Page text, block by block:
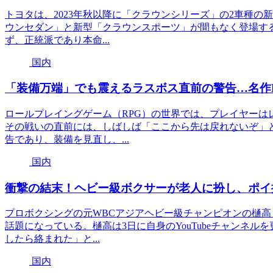
トヨタは、2023年秋以降に「クラウンシリーズ」の2車種
ウンセダン」と新型「クラウンスポーツ」が間もなく登場
ず、正統派であり本命...
国内
「装備万端」でも震えるラスボス直前の警告…名
ロールプレイングゲーム（RPG）の世界では、プレイヤー
その戦いの直前には、しばしば「ここから先は戻れないぞ
告であり、装備を見直し、...
国内
衝撃の結末！ヘビー級ボクサーが老人に扮し、ポ
プロボクシングの元WBCアジアヘビー級チャンピオンの樋
話題になっている。樋高は3日に自身のYouTubeチャンネル
したら絡まれた」と...
国内